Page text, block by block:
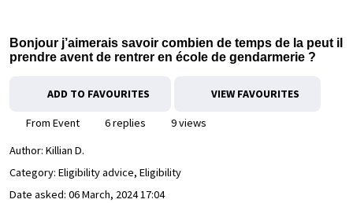
Bonjour j’aimerais savoir combien de temps de la peut il
prendre avent de rentrer en école de gendarmerie ?
ADD TO FAVOURITES VIEW FAVOURITES
From Event 6 replies
9 views
Author: Killian D.
Category: Eligibility advice, Eligibility
Date asked: 06 March, 2024 17:04